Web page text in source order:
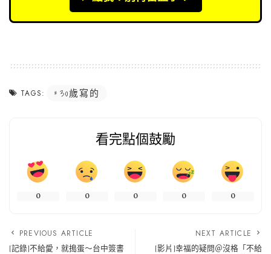
TAGS: 30歲寫的
看完點個鼓勵
0 0 0 0 0
PREVIOUS ARTICLE
[記錄]不給愛，就搗蛋～台中簽書
NEXT ARTICLE
[影片]幸福的疑問＠沒格「不給